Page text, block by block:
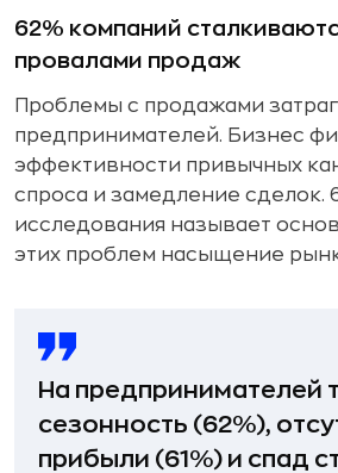
62% компаний
провалами продаж
Проблемы с продажами
предпринимателей. Бизнес
эффективности привычных
спроса и замедление сделок.
исследования называет
этих проблем насыщение
На предпринимателей
сезонность (62%),
прибыли (61%) и спад